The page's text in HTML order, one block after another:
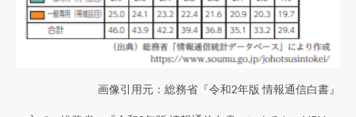
画像引用元：総務省『令和2年版 情報通信白書』